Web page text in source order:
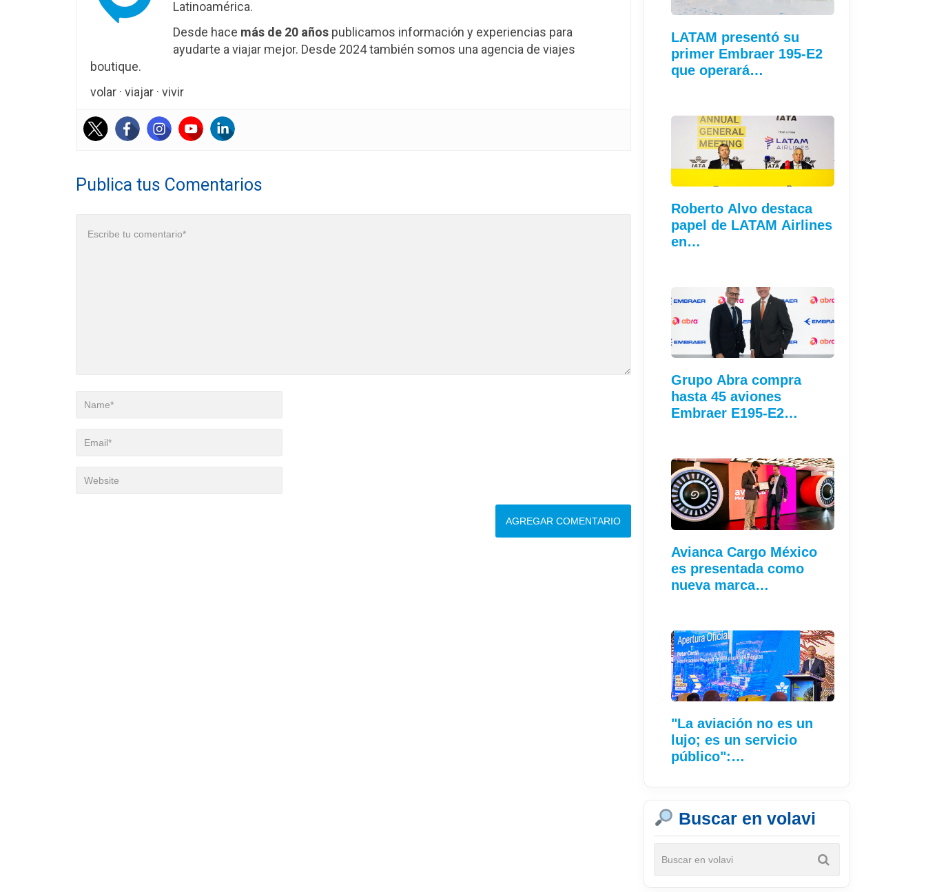
Latinoamérica.
Desde hace más de 20 años publicamos información y experiencias para
ayudarte a viajar mejor. Desde 2024 también somos una agencia de viajes
boutique.
volar · viajar · vivir
Publica tus Comentarios
LATAM presentó su
primer Embraer 195-E2
que operará…
Roberto Alvo destaca
papel de LATAM Airlines
en…
Grupo Abra compra
hasta 45 aviones
Embraer E195-E2…
Avianca Cargo México
es presentada como
nueva marca…
"La aviación no es un
lujo; es un servicio
público":…
Buscar en volavi